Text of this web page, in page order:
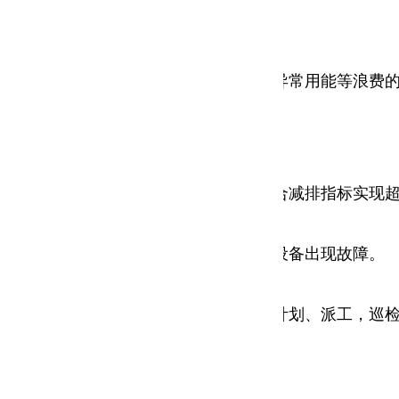
发现能量在使用过程中的跑冒滴漏和异常用能等浪费
对单位产值碳排放量进行计算，并结合减排指标实现
于供电局考核指标，避免被罚款和设备出现故障。
管理，方便运行管理人员的制定巡检计划、派工，